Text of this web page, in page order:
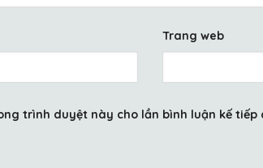
Trang web
trình duyệt này cho lần bình luận kế tiếp